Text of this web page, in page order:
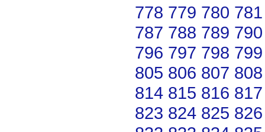
778 779 780 781
787 788 789 790
796 797 798 799
805 806 807 808
814 815 816 817
823 824 825 826